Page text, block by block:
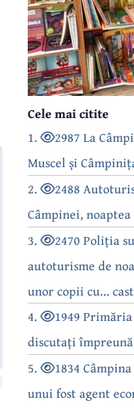
Cele mai citite
1.
2987 La
Muscel și
2.
2488
Câmpinei,
3.
2470 Poliția
autoturisme de
unor copii cu...
4.
1949
discutați
5.
1834
unui fost agent